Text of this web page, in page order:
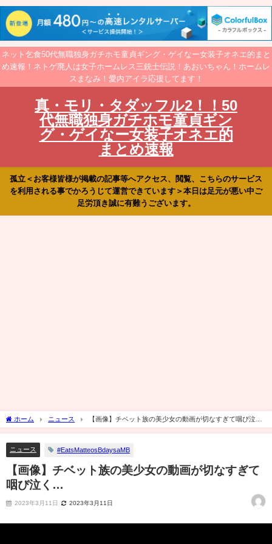
ネット乞食50代無職独身ガチホモ童貞ギング・ゲイなー女装子オネエ的まと
め速報！ネトゲ廃人は女子ホームレス三銃士伝説！あおいちゃん！ホームレ
スまなみ！愛内アイラ応援してます！
真・モリ・タダッフル2！！50
代無職独身ガチホモ童貞ギン
グ・ゲイなー女装子オネエ的
まとめ速報
孤立＜お客様皆様が掲載の記事等へアクセス、閲覧、こちらのサービス
を利用される事でかろうじて運営できています＞本日は足元が悪い中ご
足労頂き誠に有難うございます。
ホーム ニュース
【画像】チベット族の美少女の動画が切なすぎて咽び泣
く…
ニュース #EatsMatteosBdaysaMB
【画像】チベット族の美少女の動画が切なすぎて
咽び泣く…
2023年3月11日 2023年3月11日